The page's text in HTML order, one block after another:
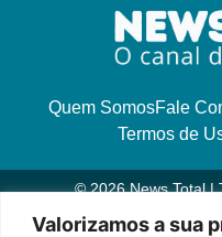
Valorizamos a sua
Quem SomosFale
Termos de
© 2026 News Total |